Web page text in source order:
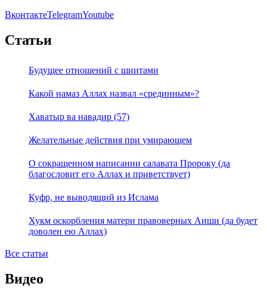
ВконтактеTelegramYoutube
Статьи
Будущее отношений с шиитами
Какой намаз Аллах назвал «срединным»?
Хаватыр ва навадир (57)
Желательные действия при умирающем
О сокращенном написании салавата Пророку (да
благословит его Аллах и приветствует)
Куфр, не выводящий из Ислама
Хукм оскорбления матери правоверных Аиши (да будет
доволен ею Аллах)
Все статьи
Видео